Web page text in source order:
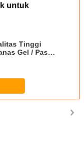
untuk
Tinggi
Gel / Pasta